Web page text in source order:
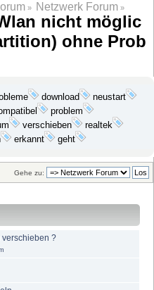
» Netzwerk Forum»
nicht möglic
ohne Prob
download neustart
problem
verschieben realtek
erkannt geht
Gehe zu:
verschieben ?